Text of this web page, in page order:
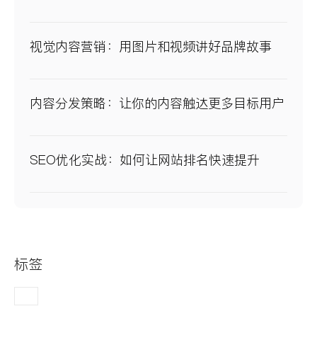
视觉内容营销：用图片和视频讲好品牌故事
内容分发策略：让你的内容触达更多目标用户
SEO优化实战：如何让网站排名快速提升
标签